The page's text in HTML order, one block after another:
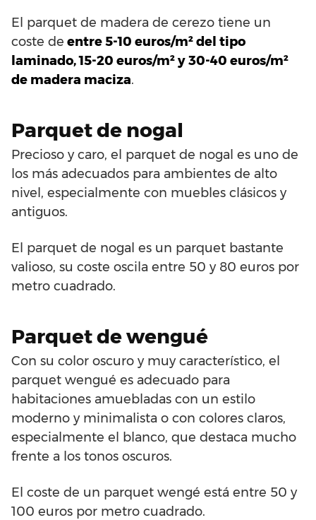
El parquet de madera de cerezo tiene un
coste de entre 5-10 euros/m² del tipo
laminado, 15-20 euros/m² y 30-40 euros/m²
de madera maciza.
Parquet de nogal
Precioso y caro, el parquet de nogal es uno de
los más adecuados para ambientes de alto
nivel, especialmente con muebles clásicos y
antiguos.
El parquet de nogal es un parquet bastante
valioso, su coste oscila entre 50 y 80 euros por
metro cuadrado.
Parquet de wengué
Con su color oscuro y muy característico, el
parquet wengué es adecuado para
habitaciones amuebladas con un estilo
moderno y minimalista o con colores claros,
especialmente el blanco, que destaca mucho
frente a los tonos oscuros.
El coste de un parquet wengé está entre 50 y
100 euros por metro cuadrado.